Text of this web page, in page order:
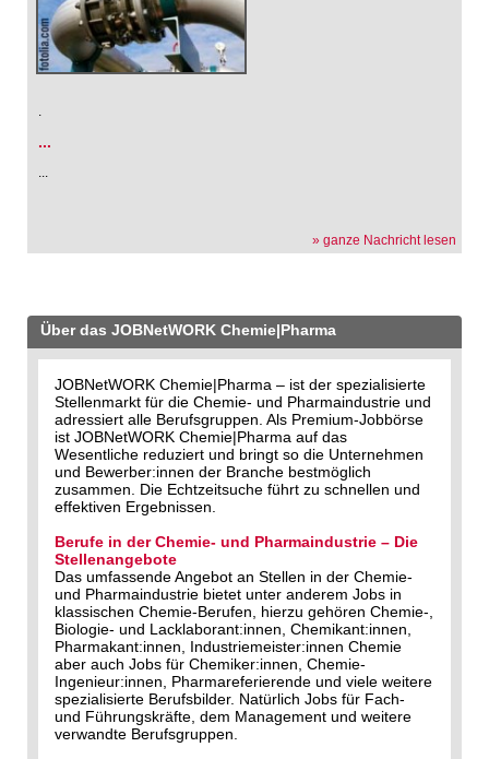
.
...
...
» ganze Nachricht lesen
Über das JOBNetWORK Chemie|Pharma
JOBNetWORK Chemie|Pharma – ist der spezialisierte
Stellenmarkt für die Chemie- und Pharmaindustrie und
adressiert alle Berufsgruppen. Als Premium-Jobbörse
ist JOBNetWORK Chemie|Pharma auf das
Wesentliche reduziert und bringt so die Unternehmen
und Bewerber:innen der Branche bestmöglich
zusammen. Die Echtzeitsuche führt zu schnellen und
effektiven Ergebnissen.
Berufe in der Chemie- und Pharmaindustrie – Die
Stellenangebote
Das umfassende Angebot an Stellen in der Chemie-
und Pharmaindustrie bietet unter anderem Jobs in
klassischen Chemie-Berufen, hierzu gehören Chemie-,
Biologie- und Lacklaborant:innen, Chemikant:innen,
Pharmakant:innen, Industriemeister:innen Chemie
aber auch Jobs für Chemiker:innen, Chemie-
Ingenieur:innen, Pharmareferierende und viele weitere
spezialisierte Berufsbilder. Natürlich Jobs für Fach-
und Führungskräfte, dem Management und weitere
verwandte Berufsgruppen.